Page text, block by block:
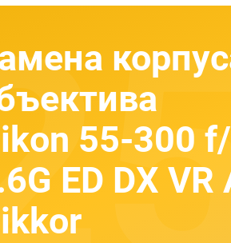
55-300
ED DX VR